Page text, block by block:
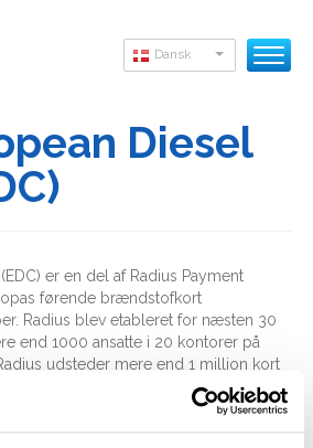
Dansk
Diesel
er en del af Radius Payment
førende brændstofkort
Radius blev etableret for næsten 30
end 1000 ansatte i 20 kontorer på
udsteder mere end 1 million kort
2,7 milliarder liter brændstof om året.